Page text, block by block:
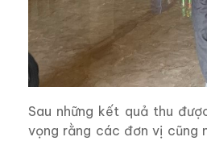
Sau những kết quả thu
vọng rằng các đơn vị cũng